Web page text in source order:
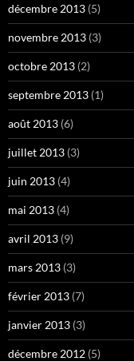
décembre 2013 (5)
novembre 2013 (3)
octobre 2013 (2)
septembre 2013 (1)
août 2013 (6)
juillet 2013 (3)
juin 2013 (4)
mai 2013 (4)
avril 2013 (9)
mars 2013 (3)
février 2013 (7)
janvier 2013 (3)
décembre 2012 (5)